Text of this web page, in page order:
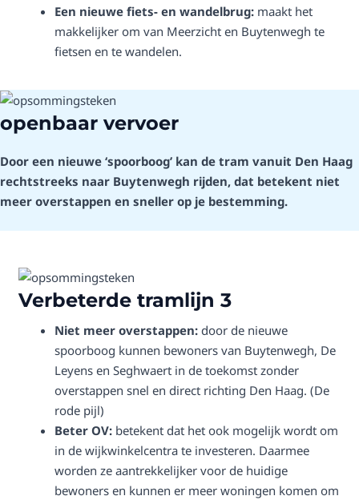
Een nieuwe fiets- en wandelbrug:maakt het
makkelijker om van Meerzicht en Buytenwegh te
fietsen en te wandelen.
openbaar vervoer
Door een nieuwe ‘spoorboog’ kan de tram vanuit Den Haag
rechtstreeks naar Buytenwegh rijden, dat betekent niet
meer overstappen en sneller op je bestemming.
Verbeterde tramlijn 3
Niet meer overstappen: door de nieuwe
spoorboog kunnen bewoners van Buytenwegh, De
Leyens en Seghwaert in de toekomst zonder
overstappen snel en direct richting Den Haag. (De
rode pijl)
Beter OV: betekent dat het ook mogelijk wordt om
in de wijkwinkelcentra te investeren. Daarmee
worden ze aantrekkelijker voor de huidige
bewoners en kunnen er meer woningen komen om